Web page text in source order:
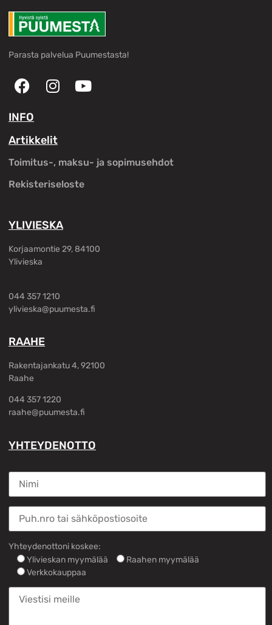
Parasta palvelua Puumestasta!
INFO
Artikkelit
Toimitus-, maksu- ja sopimusehdot
Rekisteriseloste
YLIVIESKA
Korjaamontie 29, 84100
Ylivieska
044 357 1210
ylivieska@puumesta.fi
RAAHE
Rakentajankatu 4, 92100
Raahe
044 357 1220
raahe@puumesta.fi
YHTEYDENOTTO
Yhteydenottoni koskee:
Ylivieskan myymälää
Raahen myymälää
Verkkokauppaa